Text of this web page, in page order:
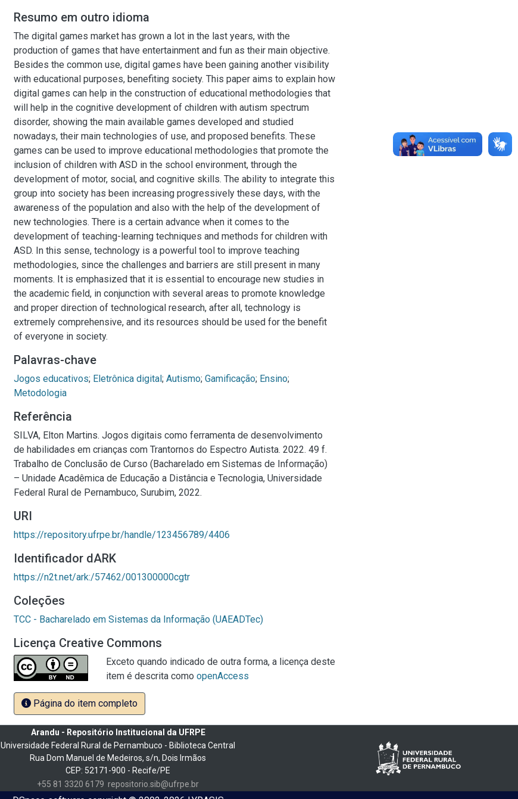
Resumo em outro idioma
The digital games market has grown a lot in the last years, with the
production of games that have entertainment and fun as their main objective.
Besides the common use, digital games have been gaining another visibility
with educational purposes, benefiting society. This paper aims to explain how
digital games can help in the construction of educational methodologies that
will help in the cognitive development of children with autism spectrum
disorder, showing the main available games developed and studied
nowadays, their main technologies of use, and proposed benefits. These
games can be used to improve educational methodologies that promote the
inclusion of children with ASD in the school environment, through the
development of motor, social, and cognitive skills. The ability to integrate this
group into society has been increasing progressively these days, with the
awareness of the population and also with the help of the development of
new technologies. There is a certain advance when it comes to the
development of teaching-learning techniques and methods for children with
ASD. In this sense, technology is a powerful tool to improve teaching
methodologies, since the challenges and barriers are still present in many
moments. It is emphasized that it is essential to encourage new studies in
the academic field, in conjunction with several areas to promote knowledge
and proper direction of technological research, after all, technology is
extremely comprehensive, and its resources should be used for the benefit
of everyone in society.
Palavras-chave
Jogos educativos; Eletrônica digital; Autismo; Gamificação; Ensino;
Metodologia
Referência
SILVA, Elton Martins. Jogos digitais como ferramenta de desenvolvimento
de habilidades em crianças com Trantornos do Espectro Autista. 2022. 49 f.
Trabalho de Conclusão de Curso (Bacharelado em Sistemas de Informação)
– Unidade Acadêmica de Educação a Distância e Tecnologia, Universidade
Federal Rural de Pernambuco, Surubim, 2022.
URI
https://repository.ufrpe.br/handle/123456789/4406
Identificador dARK
https://n2t.net/ark:/57462/001300000cgtr
Coleções
TCC - Bacharelado em Sistemas da Informação (UAEADTec)
Licença Creative Commons
Exceto quando indicado de outra forma, a licença deste
item é descrita como openAccess
Página do item completo
Arandu - Repositório Institucional da UFRPE
Universidade Federal Rural de Pernambuco - Biblioteca Central
Rua Dom Manuel de Medeiros, s/n, Dois Irmãos
CEP: 52171-900 - Recife/PE
+55 81 3320 6179 repositorio.sib@ufrpe.br